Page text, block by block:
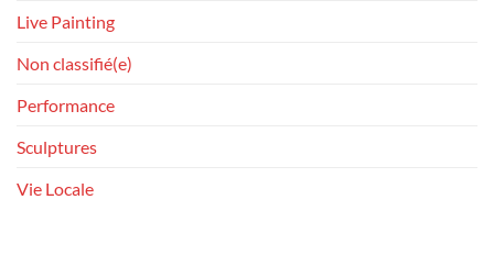
Live Painting
Non classifié(e)
Performance
Sculptures
Vie Locale